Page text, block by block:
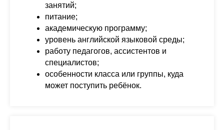
занятий;
питание;
академическую программу;
уровень английской языковой среды;
работу педагогов, ассистентов и
специалистов;
особенности класса или группы, куда
может поступить ребёнок.